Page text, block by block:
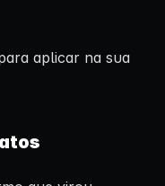
aplicar na sua